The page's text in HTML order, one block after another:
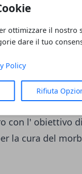
ottimizzare il nostro
dare il tuo
Policy
Rifiuta
a mettere a
nuove terapie
nome dell'
all' olio il
ippocampo, l'
memoria. I
Breslin,
con l' obiettivo
la cura del